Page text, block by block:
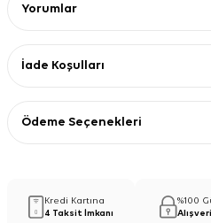
Yorumlar
İade Koşulları
Ödeme Seçenekleri
Kredi Kartına
4 Taksit İmkanı
%100